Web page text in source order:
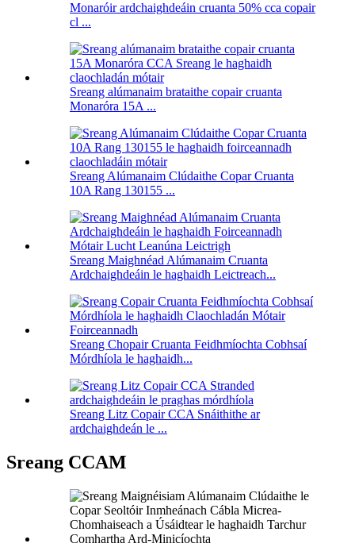
Monaróir ardchaighdeáin cruanta 50% cca copair
cl ...
Sreang alúmanaim brataithe copair cruanta
Monaróra 15A ...
Sreang Alúmanaim Clúdaithe Copar Cruanta
10A Rang 130155 ...
Sreang Maighnéad Alúmanaim Cruanta
Ardchaighdeáin le haghaidh Leictreach...
Sreang Chopair Cruanta Feidhmíochta Cobhsaí
Mórdhíola le haghaidh...
Sreang Litz Copair CCA Snáithithe ar
ardchaighdeán le ...
Sreang CCAM